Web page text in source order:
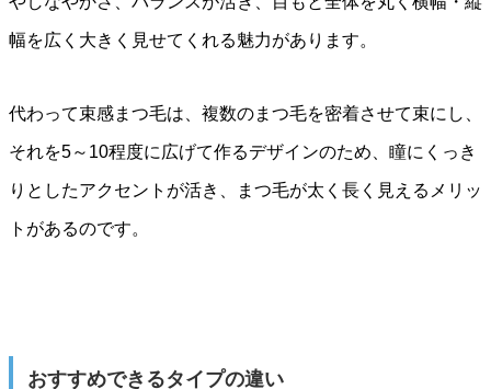
幅を広く大きく見せてくれる魅力があります。
代わって束感まつ毛は、複数のまつ毛を密着させて束にし、
それを5～10程度に広げて作るデザインのため、瞳にくっき
りとしたアクセントが活き、まつ毛が太く長く見えるメリッ
トがあるのです。
おすすめできるタイプの違い